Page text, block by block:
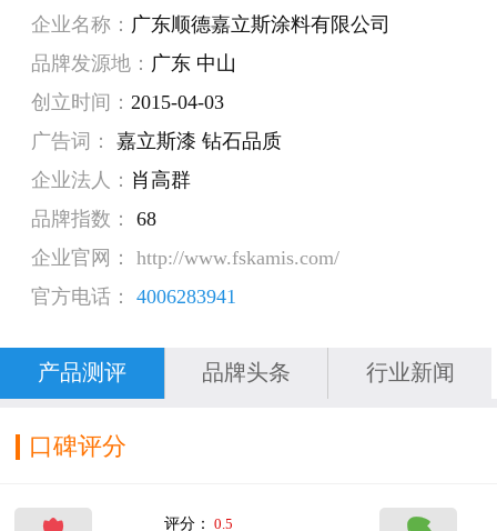
心、2000个专卖形象店、零销网点近万家，并全
面进驻苹果家居、红星家等大型建材超市，与美
艺、华建等全国知名的装饰企业建立了战略合作
伙伴关系，嘉美斯还与阿里巴巴等中国互联网巨
头建立了长期合作伙伴关系，成为阿里巴巴等大
型平台优质供应商，期间受到用户一致好评。 公
司现已全面通过了ISO9001:2000（现已改版2008
版）国际质量管理体系认证和ISO14001国际环境
入净味时代，“推陈出新，不懈追求”一直为公司
际机场，成都会展中心，贵阳新意园等全国300多
企业名称： 广东顺德嘉立斯涂料有限公司
品牌发源地： 广东 中山
创立时间： 2015-04-03
广告词： 嘉立斯漆 钻石品质
企业法人： 肖高群
品牌指数： 68
企业官网： http://www.fskamis.com/
官方电话： 4006283941
产品测评 品牌头条 行业新闻
口碑评分
评分： 0.5